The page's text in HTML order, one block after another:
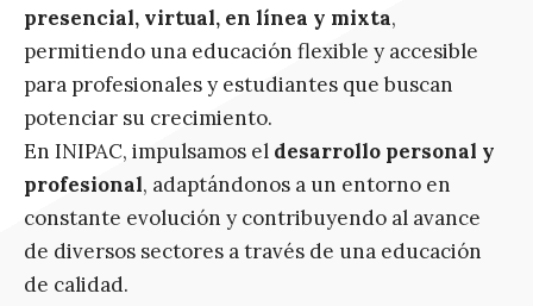
presencial, virtual, en línea y mixta,
permitiendo una educación flexible y accesible
para profesionales y estudiantes que buscan
potenciar su crecimiento.
En INIPAC, impulsamos el desarrollo personal y
profesional, adaptándonos a un entorno en
constante evolución y contribuyendo al avance
de diversos sectores a través de una educación
de calidad.